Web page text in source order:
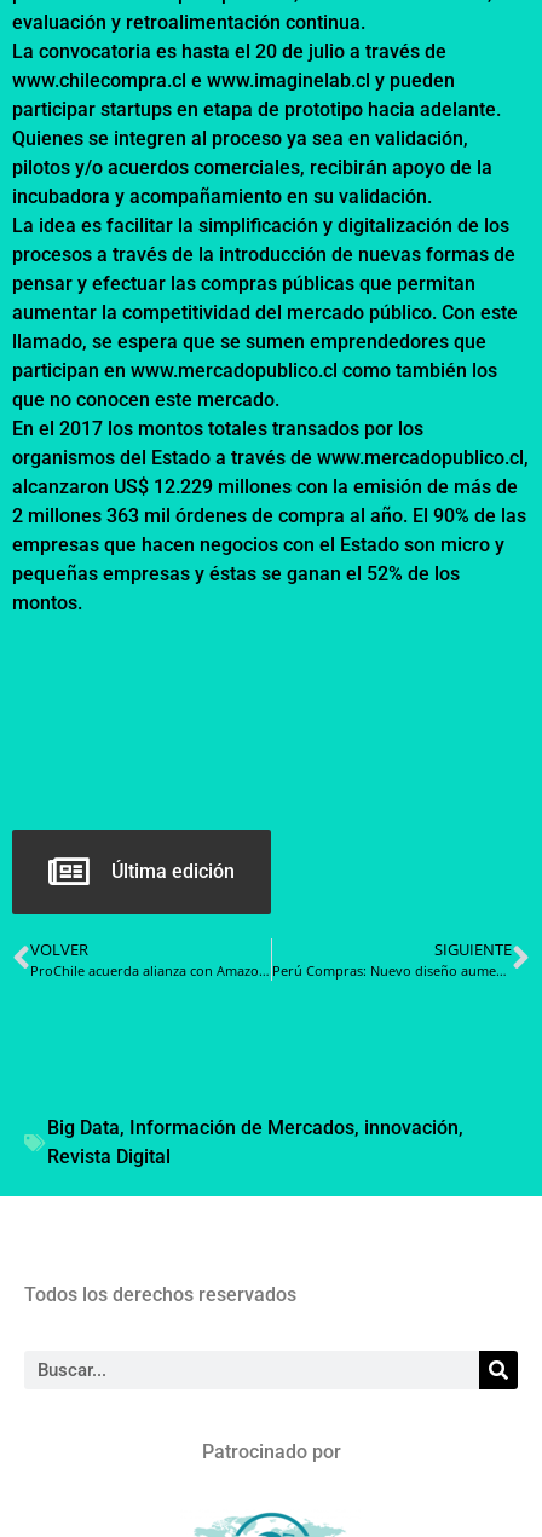
evaluación y retroalimentación continua.
La convocatoria es hasta el 20 de julio a través de
www.chilecompra.cl e www.imaginelab.cl y pueden
participar startups en etapa de prototipo hacia adelante.
Quienes se integren al proceso ya sea en validación,
pilotos y/o acuerdos comerciales, recibirán apoyo de la
incubadora y acompañamiento en su validación.
La idea es facilitar la simplificación y digitalización de los
procesos a través de la introducción de nuevas formas de
pensar y efectuar las compras públicas que permitan
aumentar la competitividad del mercado público. Con este
llamado, se espera que se sumen emprendedores que
participan en www.mercadopublico.cl como también los
que no conocen este mercado.
En el 2017 los montos totales transados por los
organismos del Estado a través de www.mercadopublico.cl,
alcanzaron US$ 12.229 millones con la emisión de más de
2 millones 363 mil órdenes de compra al año. El 90% de las
empresas que hacen negocios con el Estado son micro y
pequeñas empresas y éstas se ganan el 52% de los
montos.
Última edición
VOLVER
ProChile acuerda alianza con Amazon para incentivar el eCommerce transfronterizo
SIGUIENTE
Perú Compras: Nuevo diseño aumenta las transacciones y el ahorro
Big Data, Información de Mercados, innovación,
Revista Digital
Todos los derechos reservados
Patrocinado por